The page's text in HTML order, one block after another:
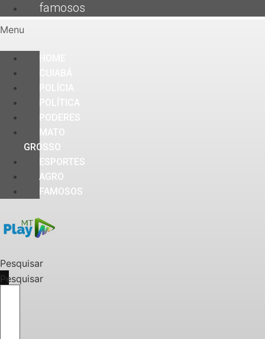
famosos
Menu
PODERES
MATO
GROSSO
ESPORTES
AGRO
FAMOSOS
Pesquisar
Pesquisar